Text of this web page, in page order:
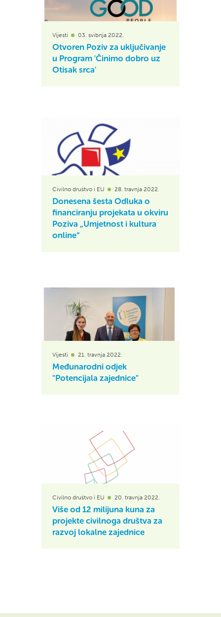
Vijesti 03. svibnja 2022.
Otvoren Poziv za uključivanje
u Program 'Činimo dobro uz
Otisak srca'
Civilno društvo i EU 28. travnja 2022.
Donesena šesta Odluka o
financiranju projekata u okviru
Poziva „Umjetnost i kultura
online“
Vijesti 21. travnja 2022.
Međunarodni odjek
"Potencijala zajednice"
Civilno društvo i EU 20. travnja 2022.
Više od 12 milijuna kuna za
projekte civilnoga društva za
razvoj lokalne zajednice